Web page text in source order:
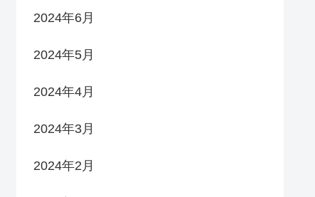
2024年6月
2024年5月
2024年4月
2024年3月
2024年2月